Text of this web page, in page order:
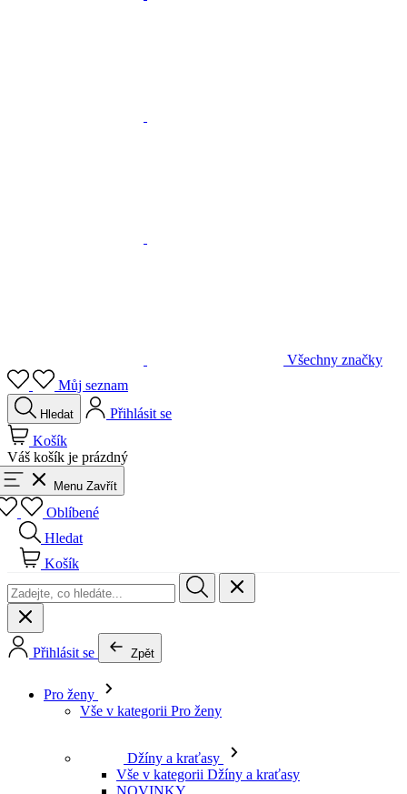
Můj seznam
Hledat
Přihlásit se
Košík
Váš košík je prázdný
Menu Zavřít
Oblíbené
Hledat
Košík
Přihlásit se Zpět
Pro ženy
Vše v kategorii Pro ženy
Džíny a kraťasy
Vše v kategorii Džíny a kraťasy
NOVINKY